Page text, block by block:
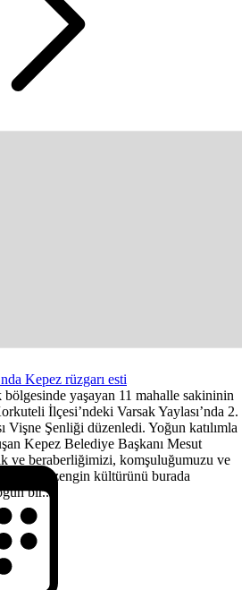
Kepez rüzgarı esti
yaşayan 11 mahalle sakininin
İlçesi’ndeki Varsak Yaylası’nda 2.
Vişne Şenliği düzenledi. Yoğun katılımla
Kepez Belediye Başkanı Mesut
ve beraberliğimizi, komşuluğumuzu ve
zengin kültürünü burada
bir...